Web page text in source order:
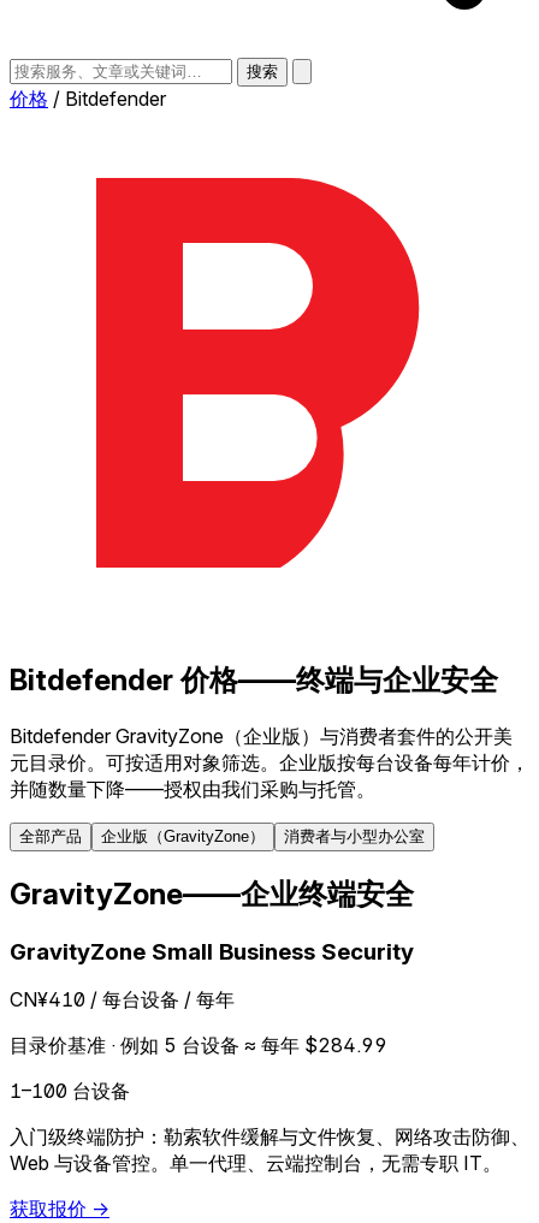
搜索
价格 / Bitdefender
Bitdefender 价格——终端与企业安全
Bitdefender GravityZone（企业版）与消费者套件的公开美
元目录价。可按适用对象筛选。企业版按每台设备每年计价，
并随数量下降——授权由我们采购与托管。
全部产品 企业版（GravityZone） 消费者与小型办公室
GravityZone——企业终端安全
GravityZone Small Business Security
CN¥410 / 每台设备 / 每年
目录价基准 · 例如 5 台设备 ≈ 每年 $284.99
1–100 台设备
入门级终端防护：勒索软件缓解与文件恢复、网络攻击防御、
Web 与设备管控。单一代理、云端控制台，无需专职 IT。
获取报价 →